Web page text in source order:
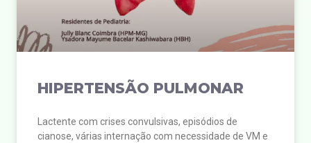
HIPERTENSÃO PULMONAR
Lactente com crises convulsivas, episódios de
cianose, várias internação com necessidade de VM e